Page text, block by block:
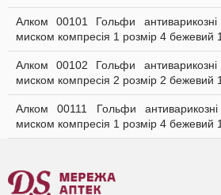
Алком 00101 Гольфи антиварикозні
миском компресія 1 розмір 4 бежевий
Алком 00102 Гольфи антиварикозні
миском компресія 2 розмір 2 бежевий
Алком 00111 Гольфи
миском компресія 1 розмір 4 бежевий